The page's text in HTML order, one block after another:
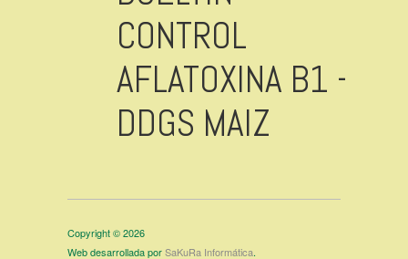
CONTROL
AFLATOXINA B1 -
DDGS MAIZ
Copyright © 2026
Web desarrollada porSaKuRa Informática.